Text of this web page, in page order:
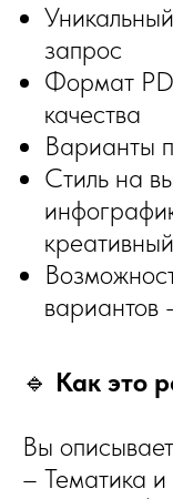
запрос
Формат
качества
Варианты
Стиль на
креативный
вариантов
🔹 Как это
Вы
– Тематика и